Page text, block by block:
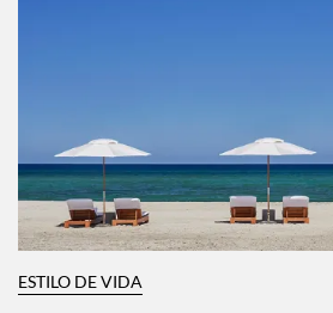
ESTILO DE VIDA